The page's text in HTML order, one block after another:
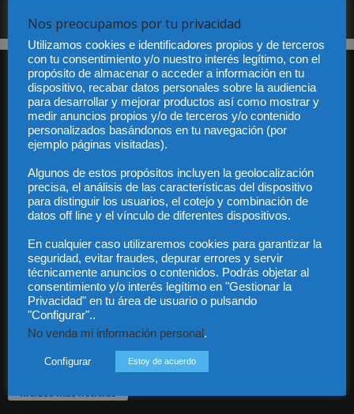
Quiénes somos
Legal
Privacidad
Contacto
Guía Colaboradores
Contáctanos:info@diariojuridico.com
Nos preocupamos por tu privacidad
Utilizamos cookies e identificadores propios y de terceros
con tu consentimiento y/o nuestro interés legítimo, con el
propósito de almacenar o acceder a información en tu
dispositivo, recabar datos personales sobre la audiencia
para desarrollar y mejorar productos así como mostrar y
medir anuncios propios y/o de terceros y/o contenido
personalizados basándonos en tu navegación (por
ejemplo páginas visitadas).
Algunos de estos propósitos incluyen la geolocalización
precisa, el análisis de las características del dispositivo
para distinguir los usuarios, el cotejo y combinación de
datos off line y el vínculo de diferentes dispositivos.
En cualquier caso utilizaremos cookies para garantizar la
seguridad, evitar fraudes, depurar errores y servir
técnicamente anuncios o contenidos. Podrás objetar al
consentimiento y/o interés legítimo en "Gestionar la
Privacidad" en tu área de usuario o pulsando
"Configurar"..
No venda mi información personal .
Configurar Estoy de acuerdo